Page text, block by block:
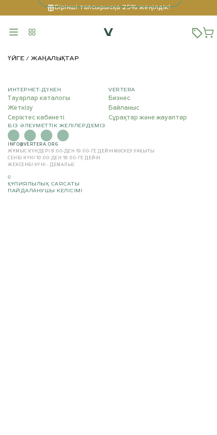
Бірінші тапсырысқа 25% жеңілдік!
ҮЙГЕ ЖАҢАЛЫҚТАР
ИНТЕРНЕТ-ДҮКЕН
Тауарлар каталогы
Жеткізу
Серіктес кабинеті
VERTERA
Бизнес
Байланыс
Сұрақтар және жауаптар
БІЗ ӘЛЕУМЕТТІК ЖЕЛІЛЕРДЕМІЗ
INFO@VERTERA.ORG
ЖҰМЫС КҮНДЕРІ 8:00-ДЕН 19:00-ГЕ ДЕЙІН МӘСКЕУ УАҚЫТЫ
СЕНБІ КҮНІ 10:00-ДЕН 18:00-ГЕ ДЕЙІН
ЖЕКСЕНБІ КҮНІ - ДЕМАЛЫС
©
ҚҰПИЯЛЫЛЫҚ САЯСАТЫ
ПАЙДАЛАНУШЫ КЕЛІСІМІ